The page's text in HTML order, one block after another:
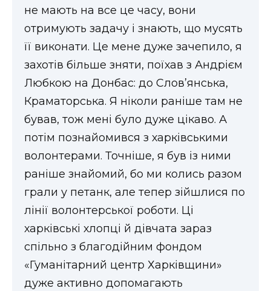
не мають на все це часу, вони
отримують задачу і знають, що мусять
її виконати. Це мене дуже зачепило, я
захотів більше зняти, поїхав з Андрієм
Любкою на Донбас: до Слов’янська,
Краматорська. Я ніколи раніше там не
бував, тож мені було дуже цікаво. А
потім познайомився з харківськими
волонтерами. Точніше, я був із ними
раніше знайомий, бо ми колись разом
грали у петанк, але тепер зійшлися по
лінії волонтерської роботи. Ці
харківські хлопці й дівчата зараз
спільно з благодійним фондом
«Гуманітарний центр Харківщини»
дуже активно допомагають